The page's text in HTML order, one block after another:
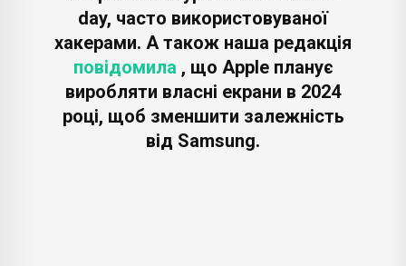
day, часто використовуваної
хакерами. А також наша редакція
повідомила , що Apple планує
виробляти власні екрани в 2024
році, щоб зменшити залежність
від Samsung.